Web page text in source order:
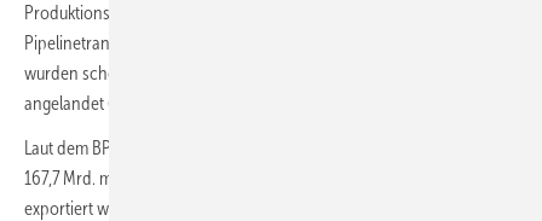
Produktionskapazitäten sein muss, um auf (russische)
Pipelinetransporte weitgehend verzichten zu können. Ohnehin
wurden schon bisher rund ein Fünftel aller LNG-Exporte in Europa
angelandet (darunter auch LNG russischer Lieferanten).
Laut dem BP Statistical Review of World Energy sind im Jahr 2020
167,7 Mrd. m
exportiert worden. Um die gleiche Menge per Schiff aus anderen